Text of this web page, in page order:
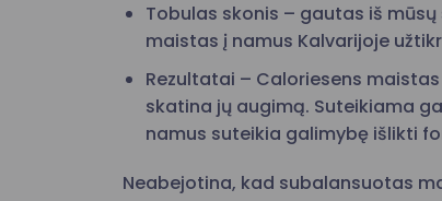
Tobulas skonis – gautas iš
maistas į namus Kalvarijoje
Rezultatai – Caloriesens
skatina jų augimą. Suteikiama
namus suteikia galimybę išlikti
Neabejotina, kad subalansuotas